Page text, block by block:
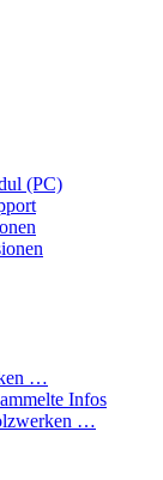
(PC)
…
Infos
…